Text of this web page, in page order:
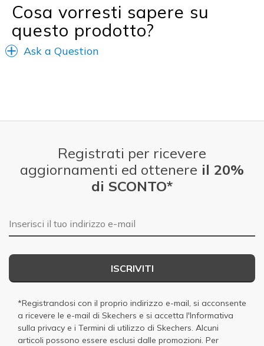
Cosa vorresti sapere su
questo prodotto?
Ask a Question
Registrati per ricevere
aggiornamenti ed ottenere il 20%
di SCONTO*
E-mail
ISCRIVITI
*Registrandosi con il proprio indirizzo e-mail, si acconsente
a ricevere le e-mail di Skechers e si accetta l'Informativa
sulla privacy e i Termini di utilizzo di Skechers . Alcuni
articoli possono essere esclusi dalle promozioni. Per